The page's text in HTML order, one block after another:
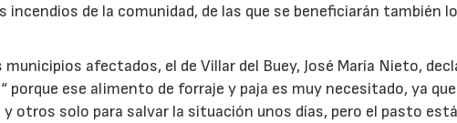
incendios de la comunidad, de las que se beneficiarán también
municipios afectados, el de Villar del Buey, José María Nieto,
ese alimento de forraje y paja es muy necesitado, ya
y otros solo para salvar la situación unos días, pero el pasto